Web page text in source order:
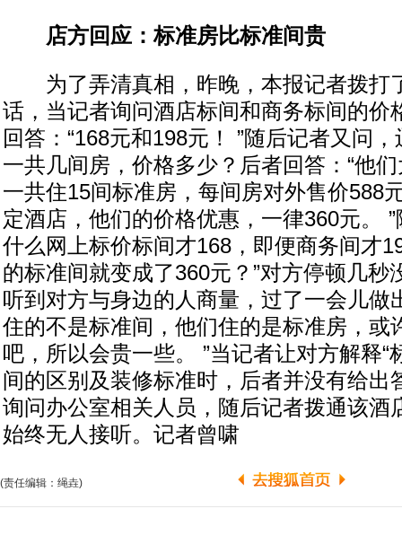
店方回应：标准房比标准间贵
为了弄清真相，昨晚，本报记者拨打
话，当记者询问酒店标间和商务标间的价
回答：“168元和198元！ ”随后记者又问
一共几间房，价格多少？后者回答：“他
一共住15间标准房，每间房对外售价588
定酒店，他们的价格优惠，一律360元。
什么网上标价标间才168，即便商务间才
的标准间就变成了360元？”对方停顿几秒
听到对方与身边的人商量，过了一会儿做
住的不是标准间，他们住的是标准房，或
吧，所以会贵一些。 ”当记者让对方解释“
间的区别及装修标准时，后者并没有给出
询问办公室相关人员，随后记者拨通该酒
始终无人接听。记者曾啸
(责任编辑：绳垚)